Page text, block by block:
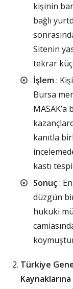
kişinin
bağlı
Sitenin
tekrar
İşlem:
Bursa
kanıtla
kastı
Sonuç:
düzgün
hukuki
Türkiye
Kaynaklarına